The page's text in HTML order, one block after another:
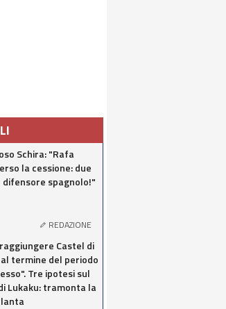
Schira: "Rafa
la cessione: due
difensore spagnolo!"
REDAZIONE
Castel di
termine del periodo
Tre ipotesi sul
Lukaku: tramonta la